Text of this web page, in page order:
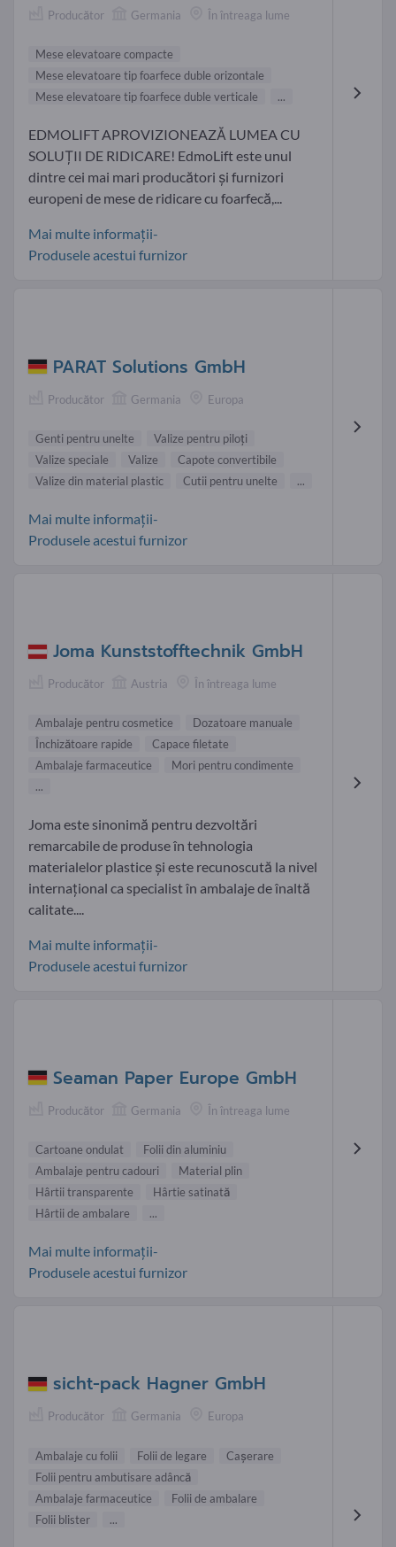
Producător Germania În întreaga lume
Mese elevatoare compacte
Mese elevatoare tip foarfece duble orizontale
Mese elevatoare tip foarfece duble verticale
...
EDMOLIFT APROVIZIONEAZĂ LUMEA CU
SOLUȚII DE RIDICARE! EdmoLift este unul
dintre cei mai mari producători și furnizori
europeni de mese de ridicare cu foarfecă,...
Mai multe informații-
Produsele acestui furnizor
PARAT Solutions GmbH
Producător Germania Europa
Genti pentru unelte
Valize pentru piloţi
Valize speciale
Valize
Capote convertibile
Valize din material plastic
Cutii pentru unelte ...
Mai multe informații-
Produsele acestui furnizor
Joma Kunststofftechnik GmbH
Producător Austria În întreaga lume
Ambalaje pentru cosmetice
Dozatoare manuale
Închizătoare rapide
Capace filetate
Ambalaje farmaceutice
Mori pentru condimente
...
Joma este sinonimă pentru dezvoltări
remarcabile de produse în tehnologia
materialelor plastice și este recunoscută la nivel
internațional ca specialist în ambalaje de înaltă
calitate....
Mai multe informații-
Produsele acestui furnizor
Seaman Paper Europe GmbH
Producător Germania În întreaga lume
Cartoane ondulat
Folii din aluminiu
Ambalaje pentru cadouri
Material plin
Hârtii transparente
Hârtie satinată
Hârtii de ambalare
...
Mai multe informații-
Produsele acestui furnizor
sicht-pack Hagner GmbH
Producător Germania Europa
Ambalaje cu folii Folii de legare
Cașerare
Folii pentru ambutisare adâncă
Ambalaje farmaceutice
Folii de ambalare
Folii blister
...